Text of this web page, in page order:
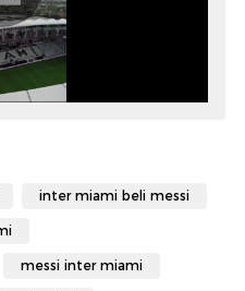
inter miami beli messi
messi inter miami